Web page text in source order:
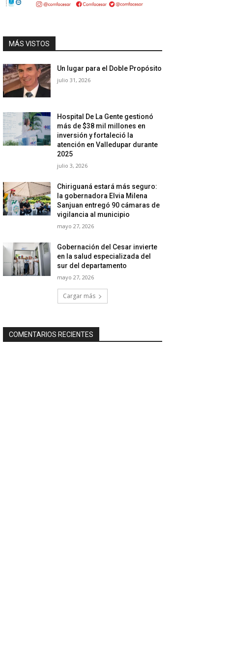
MÁS VISTOS
Un lugar para el Doble Propósito
julio 31, 2026
Hospital De La Gente gestionó
más de $38 mil millones en
inversión y fortaleció la
atención en Valledupar durante
2025
julio 3, 2026
Chiriguaná estará más seguro:
la gobernadora Elvia Milena
Sanjuan entregó 90 cámaras de
vigilancia al municipio
mayo 27, 2026
Gobernación del Cesar invierte
en la salud especializada del
sur del departamento
mayo 27, 2026
Cargar más
COMENTARIOS RECIENTES